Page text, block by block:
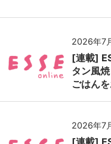
2026年7
[連載]
タン風
ごはん
2026年7
[連載]